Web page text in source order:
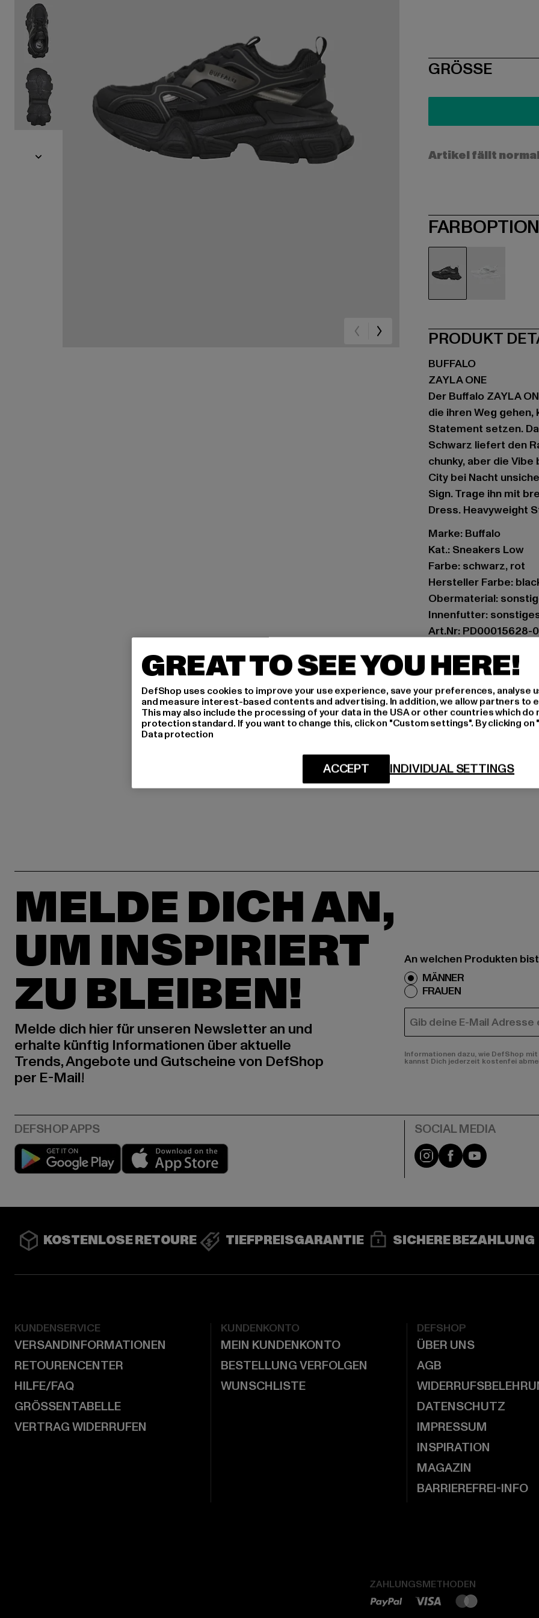
SIZE
GRÖSSE
Artikel fällt
PRODUKT
BUFFALO
ZAYLA ONE
Der Buffalo ZAYLA
die ihren Weg
Statement setzen.
Schwarz liefert den
chunky, aber die
City bei Nacht
Sign. Trage ihn mit
Dress. Heavyweight
Marke: Buffalo
Kat.: Sneakers Low
Farbe: schwarz, rot
Hersteller Farbe:
Obermaterial:
Innenfutter:
Art.Nr: PD00015628-
Hersteller: Buffalo
Schanzenstraße 41 |
GRÖSSE
LIEFERUNG &
MELDE DICH AN,
UM INSPIRIERT
ZU BLEIBEN!
Melde dich hier für unseren Newsletter an und
erhalte künftig Informationen über aktuelle
Trends, Angebote und Gutscheine von DefShop
per E-Mail!
An welchen Produkten
MÄNNER
FRAUEN
E-MAIL
Informationen dazu, wie DefShop
kannst Dich jederzeit kostenfei
Play market Instagram
FacebookYouTube
KOSTENLOSE RETOURE TIEFPREISGARANTIE SICHERE BEZAHLUNG
KUNDENSERVICE
VERSANDINFORMATIONEN
RETOURENCENTER
HILFE/FAQ
GRÖSSENTABELLE
VERTRAG WIDERRUFEN
KUNDENKONTO
MEIN KUNDENKONTO
BESTELLUNG VERFOLGEN
WUNSCHLISTE
DEFSHOP
ÜBER UNS
AGB
DATENSCHUTZ
IMPRESSUM
INSPIRATION
MAGAZIN
BARRIEREFREI-INFO
ZAHLUNGSMETHODEN
GREAT TO SEE YOU HERE!
DefShop uses cookies to improve your use experience, save your preferences, analyse
and measure interest-based contents and advertising. In addition, we allow partners to
This may also include the processing of your data in the USA or other countries which do
protection standard. If you want to change this, click on "Custom settings". By clicking
Data protection
INDIVIDUAL SETTINGS
ACCEPT